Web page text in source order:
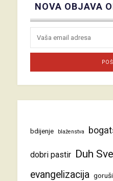
NOVA OBJAVA
bdijenje blaženstva
dobri pastir Duh
evangelizacija